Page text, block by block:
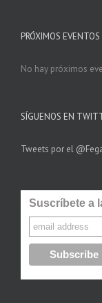
PRÓXIMOS EVENTOS
No hay próximos
SÍGUENOS EN
Tweets por el
Suscríbete a